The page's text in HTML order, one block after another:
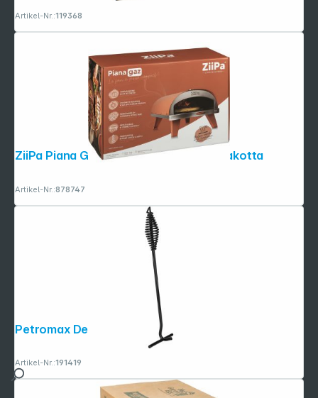
Artikel-Nr.:119368
ZiiPa Piana Gas-Pizzaofen Farbe Terrakotta
Artikel-Nr.:878747
Petromax Deckelheber für Feuertopf
Artikel-Nr.:191419